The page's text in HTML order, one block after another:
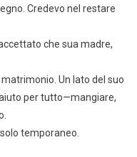
Credevo nel restare
che sua madre,
Un lato del suo
per tutto—mangiare,
temporaneo.